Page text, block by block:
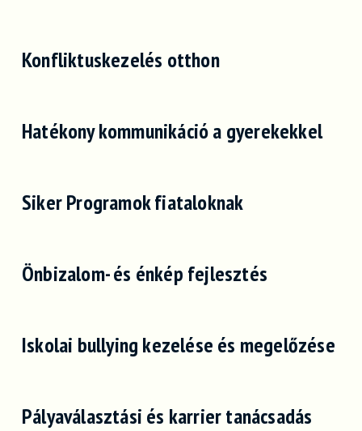
Konfliktuskezelés otthon
Hatékony kommunikáció a gyerekekkel
Siker Programok fiataloknak
Önbizalom- és énkép fejlesztés
Iskolai bullying kezelése és megelőzése
Pályaválasztási és karrier tanácsadás